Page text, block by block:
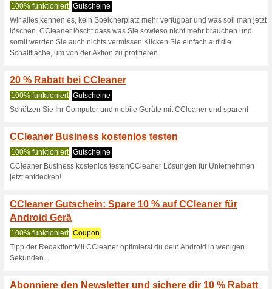
unterstützt virtuelle
10 % CCleaner
Melden Sie sich zum
Sichern Sie sich 50